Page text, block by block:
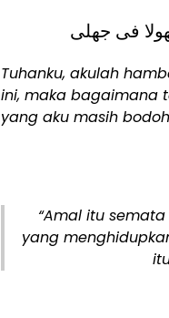
Tuhanku, akulah
ini, maka bagaimana
yang aku masih
“Amal itu
yang